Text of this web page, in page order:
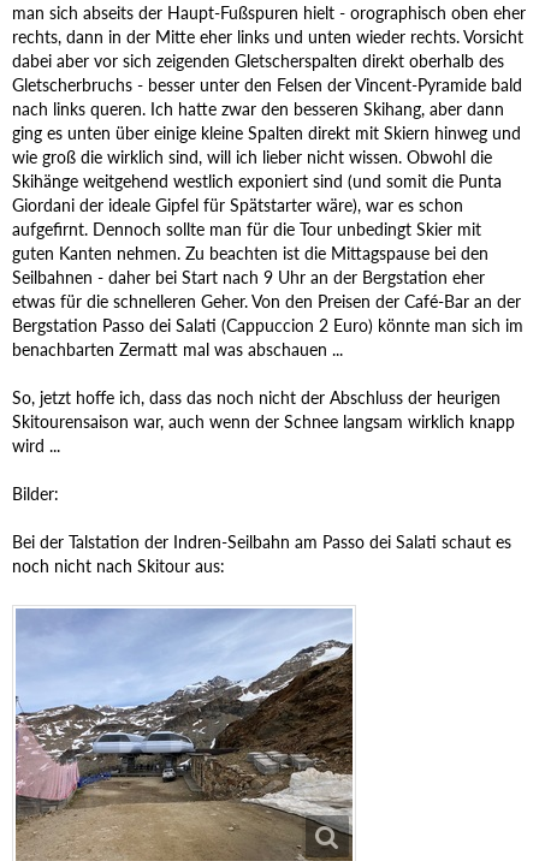
man sich abseits der Haupt-Fußspuren hielt - orographisch oben eher
rechts, dann in der Mitte eher links und unten wieder rechts. Vorsicht
dabei aber vor sich zeigenden Gletscherspalten direkt oberhalb des
Gletscherbruchs - besser unter den Felsen der Vincent-Pyramide bald
nach links queren. Ich hatte zwar den besseren Skihang, aber dann
ging es unten über einige kleine Spalten direkt mit Skiern hinweg und
wie groß die wirklich sind, will ich lieber nicht wissen. Obwohl die
Skihänge weitgehend westlich exponiert sind (und somit die Punta
Giordani der ideale Gipfel für Spätstarter wäre), war es schon
aufgefirnt. Dennoch sollte man für die Tour unbedingt Skier mit
guten Kanten nehmen. Zu beachten ist die Mittagspause bei den
Seilbahnen - daher bei Start nach 9 Uhr an der Bergstation eher
etwas für die schnelleren Geher. Von den Preisen der Café-Bar an der
Bergstation Passo dei Salati (Cappuccion 2 Euro) könnte man sich im
benachbarten Zermatt mal was abschauen ...
So, jetzt hoffe ich, dass das noch nicht der Abschluss der heurigen
Skitourensaison war, auch wenn der Schnee langsam wirklich knapp
wird ...
Bilder:
Bei der Talstation der Indren-Seilbahn am Passo dei Salati schaut es
noch nicht nach Skitour aus: